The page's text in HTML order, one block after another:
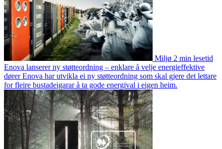
Miljø 2 min lesetid
Enova lanserer ny støtteordning – enklare å velje energieffektive
dørerEnova har utvikla ei ny støtteordning som skal gjere det lettare
for fleire bustadeigarar å ta gode energival i eigen heim.